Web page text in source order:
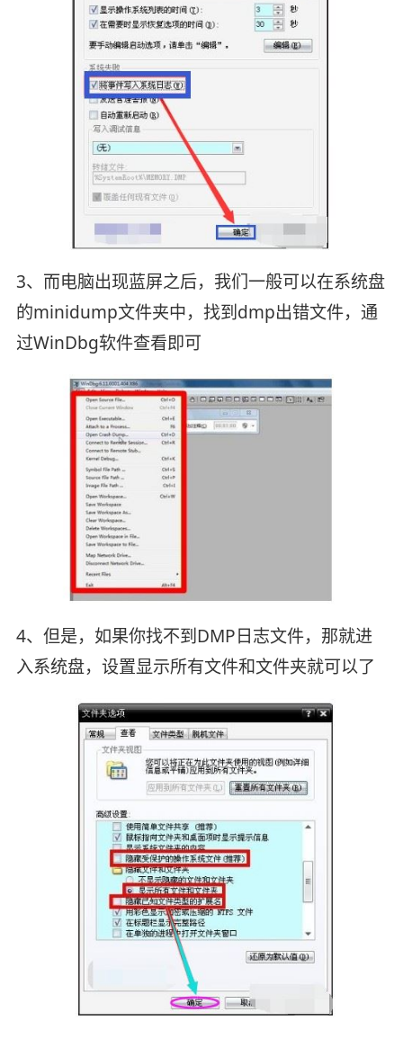
3、而电脑出现蓝屏之后，我们一般可以在系统盘
的minidump文件夹中，找到dmp出错文件，通
过WinDbg软件查看即可
4、但是，如果你找不到DMP日志文件，那就进
入系统盘，设置显示所有文件和文件夹就可以了